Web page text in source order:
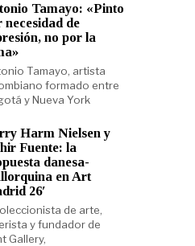
Tamayo: «Pinto
necesidad de
no por la
Tamayo, artista
formado entre
y Nueva York
Harm Nielsen y
Fuente: la
danesa-
en Art
26′
de arte,
y fundador de
Gallery,